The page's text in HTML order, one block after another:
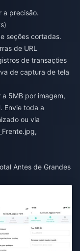
a precisão.
seções cortadas.
de URL
de transações
de captura de tela
5MB por imagem,
Envie toda a
ou via
Antes de Grandes